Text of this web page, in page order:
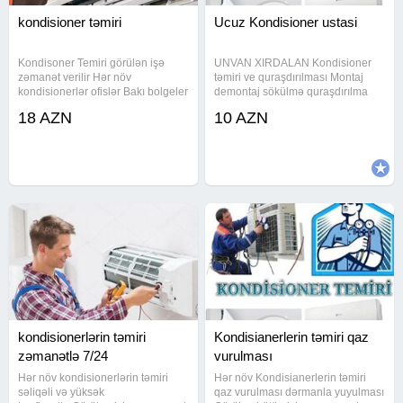
kondisioner təmiri
Kondisoner Temiri görülən işə
zəmanət verilir Hər növ
kondisionerlər ofislər Bakı bolgeler
18 AZN
Ucuz Kondisioner ustasi
UNVAN XIRDALAN Kondisioner
təmiri ve quraşdırılması Montaj
demontaj sökülmə quraşdırılma
zəmanət veririk işimizin
10 AZN
kondisionerlərin təmiri
zəmanətlə 7/24
Hər növ kondisionerlərin təmiri
səliqəli və yüksək
Kondisianerlerin təmiri qaz
vurulması
Hər növ Kondisianerlerin təmiri
qaz vurulması dərmanla yuyulması